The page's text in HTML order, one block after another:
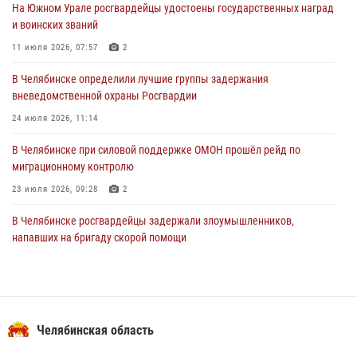
В Уральском округе Росгвардии состоялось заседание
оперативного штаба
30 июля 2026, 10:53
На Южном Урале росгвардейцы удостоены государственных наград
и воинских званий
11 июля 2026, 07:57 2
В Челябинске определили лучшие группы задержания
вневедомственной охраны Росгвардии
24 июля 2026, 11:14
В Челябинске при силовой поддержке ОМОН прошёл рейд по
миграционному контролю
23 июля 2026, 09:28 2
В Челябинске росгвардейцы задержали злоумышленников,
напавших на бригаду скорой помощи
13 июля 2026, 03:02 5
Челябинская область